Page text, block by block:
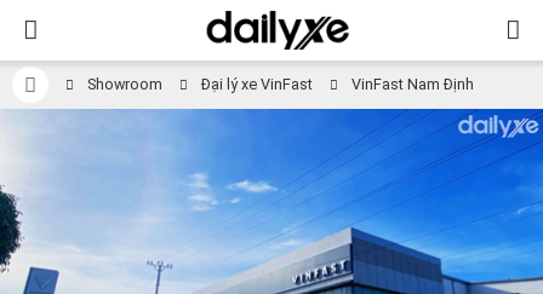
Showroom Đại lý xe VinFast VinFast Nam Định